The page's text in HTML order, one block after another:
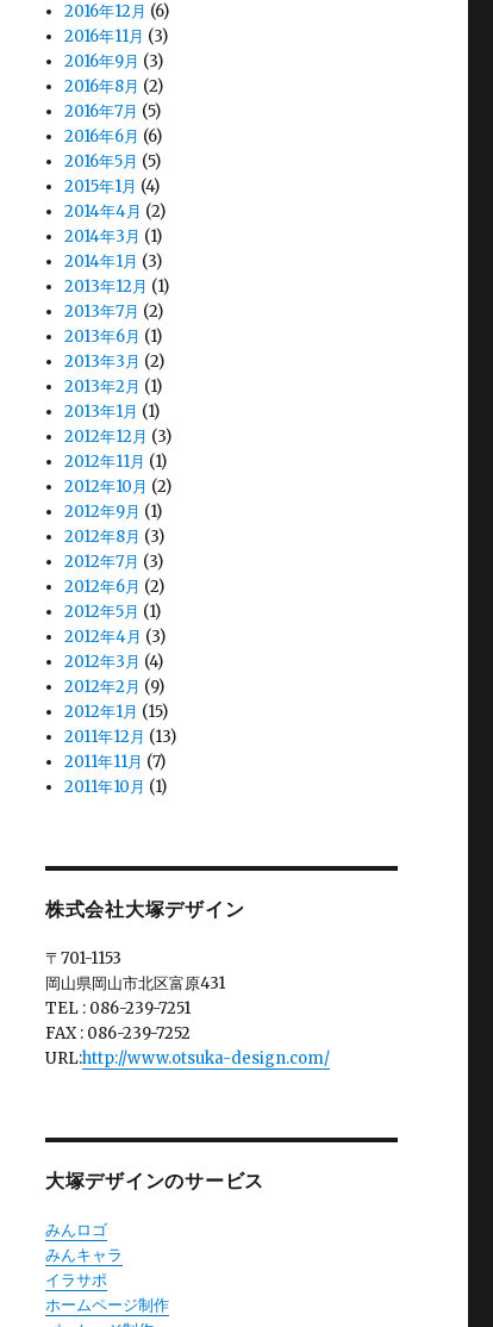
2016年12月 (6)
2016年11月 (3)
2016年9月 (3)
2016年8月 (2)
2016年7月 (5)
2016年6月 (6)
2016年5月 (5)
2015年1月 (4)
2014年4月 (2)
2014年3月 (1)
2014年1月 (3)
2013年12月 (1)
2013年7月 (2)
2013年6月 (1)
2013年3月 (2)
2013年2月 (1)
2013年1月 (1)
2012年12月 (3)
2012年11月 (1)
2012年10月 (2)
2012年9月 (1)
2012年8月 (3)
2012年7月 (3)
2012年6月 (2)
2012年5月 (1)
2012年4月 (3)
2012年3月 (4)
2012年2月 (9)
2012年1月 (15)
2011年12月 (13)
2011年11月 (7)
2011年10月 (1)
株式会社大塚デザイン
〒701-1153
岡山県岡山市北区富原431
TEL : 086-239-7251
FAX : 086-239-7252
URL:http://www.otsuka-design.com/
大塚デザインのサービス
みんロゴ
みんキャラ
イラサポ
ホームページ制作